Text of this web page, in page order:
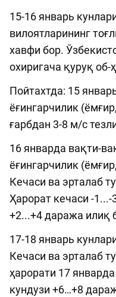
15-16 январь
вилоятларининг
хавфи бор.
охиригача қуруқ
Пойтахтда: 15
ёғингарчилик
ғарбдан 3-8 м/с
16 январда вақти-
ёғингарчилик
Кечаси ва эрталаб
Ҳарорат кечаси -
+2...+4 даража илиқ
17-18 январь
Кечаси ва эрталаб
ҳарорати 17
кундузи +6…+8